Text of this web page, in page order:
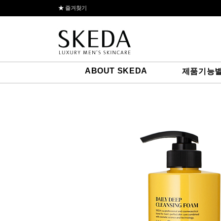
★ 즐겨찾기
ABOUT SKEDA 제품기능